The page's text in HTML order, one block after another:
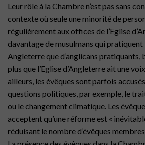
Leur rôle à la Chambre n’est pas sans
contexte où seule une minorité de
régulièrement aux offices de l’Eglise
davantage de musulmans qui
Angleterre que d’anglicans pratiquants,
plus que l’Eglise d’Angleterre ait une
ailleurs, les évêques sont parfois
questions politiques, par exemple, le
ou le changement climatique. Les
acceptent qu’une réforme est «
réduisant le nombre d’évêques